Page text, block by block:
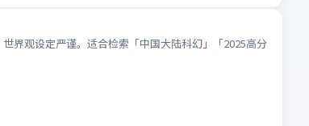
界观设定严谨。适合检索「中国大陆科幻」「2025高分